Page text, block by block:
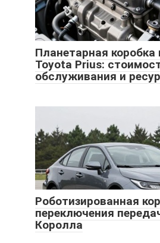
Планетарная коробка
Toyota Prius:
обслуживания и
Роботизированная
переключения
Королла